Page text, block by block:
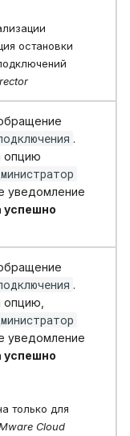
остановки
.
опцию
уведомление
успешно
.
опцию,
уведомление
успешно
только для
Cloud